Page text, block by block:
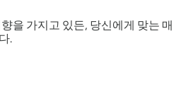
을 가지고 있든, 당신에게 맞는 매
.